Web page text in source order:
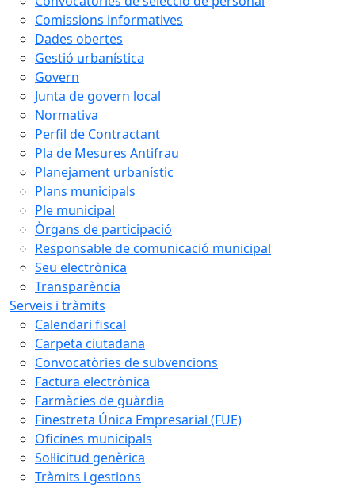
Comissions informatives
Dades obertes
Gestió urbanística
Govern
Junta de govern local
Normativa
Perfil de Contractant
Pla de Mesures Antifrau
Planejament urbanístic
Plans municipals
Ple municipal
Òrgans de participació
Responsable de comunicació municipal
Seu electrònica
Transparència
Serveis i tràmits
Calendari fiscal
Carpeta ciutadana
Convocatòries de subvencions
Factura electrònica
Farmàcies de guàrdia
Finestreta Única Empresarial (FUE)
Oficines municipals
Sol·licitud genèrica
Tràmits i gestions